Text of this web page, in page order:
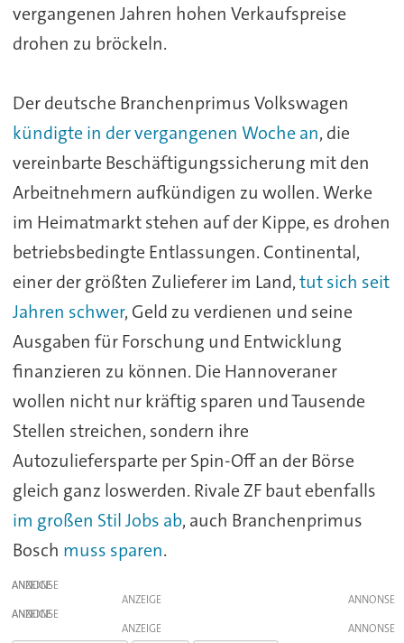
vergangenen Jahren hohen Verkaufspreise
drohen zu bröckeln.
Der deutsche Branchenprimus Volkswagen
kündigte in der vergangenen Woche an, die
vereinbarte Beschäftigungssicherung mit den
Arbeitnehmern aufkündigen zu wollen. Werke
im Heimatmarkt stehen auf der Kippe, es drohen
betriebsbedingte Entlassungen. Continental,
einer der größten Zulieferer im Land,tut sich seit
Jahren schwer, Geld zu verdienen und seine
Ausgaben für Forschung und Entwicklung
finanzieren zu können. Die Hannoveraner
wollen nicht nur kräftig sparen und Tausende
Stellen streichen, sondern ihre
Autozuliefersparte per Spin-Off an der Börse
gleich ganz loswerden. Rivale ZF baut ebenfalls
im großen Stil Jobs ab, auch Branchenprimus
Bosch muss sparen.
ANZEIGE
ANZEIGE
ANZEIGE
ANZEIGE